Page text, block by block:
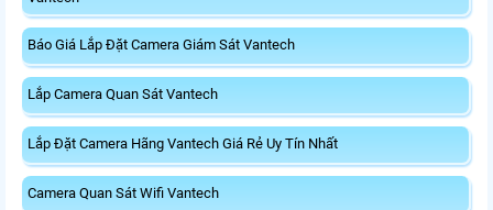
Báo Giá Lắp Đặt Camera Giám Sát Vantech
Lắp Camera Quan Sát Vantech
Lắp Đặt Camera Hãng Vantech Giá Rẻ Uy Tín Nhất
Camera Quan Sát Wifi Vantech